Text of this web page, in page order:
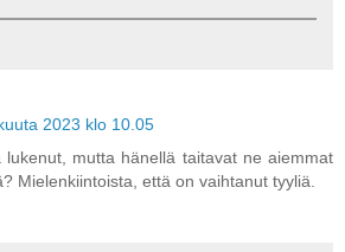
2023 klo 10.05
lukenut, mutta hänellä taitavat ne aiemmat
Mielenkiintoista, että on vaihtanut tyyliä.